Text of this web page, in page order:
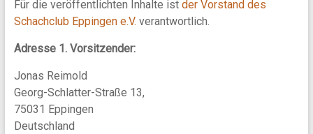
Für die veröffentlichten Inhalte ist der Vorstand des
Schachclub Eppingen e.V. verantwortlich.
Adresse 1. Vorsitzender:
Jonas Reimold
Georg-Schlatter-Straße 13,
75031 Eppingen
Deutschland